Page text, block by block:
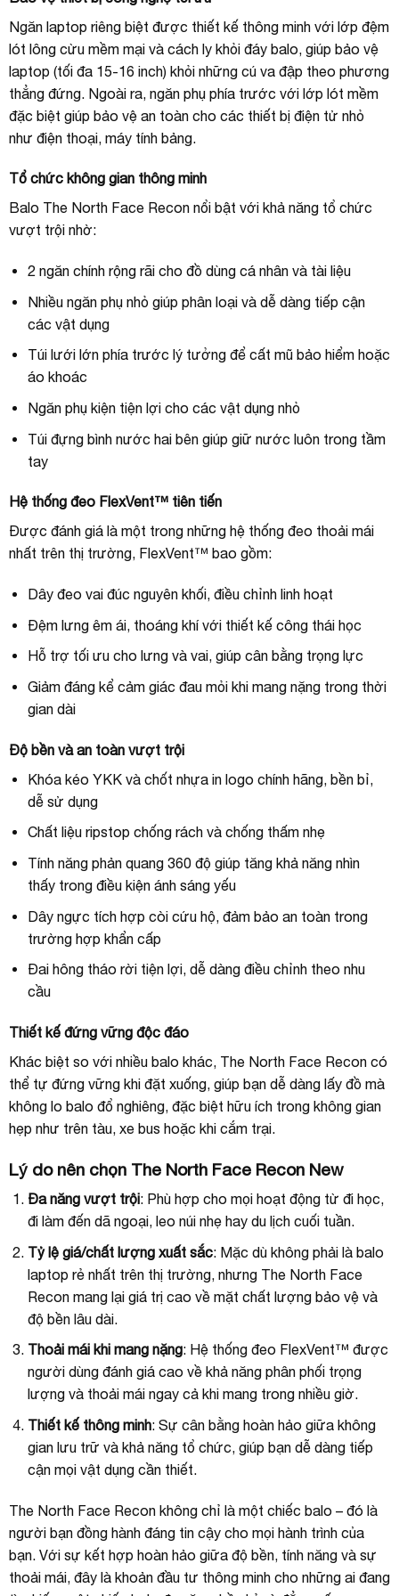
Ngăn laptop riêng biệt được thiết kế thông minh với lớp đệm
lót lông cừu mềm mại và cách ly khỏi đáy balo, giúp bảo vệ
laptop (tối đa 15-16 inch) khỏi những cú va đập theo phương
thẳng đứng. Ngoài ra, ngăn phụ phía trước với lớp lót mềm
đặc biệt giúp bảo vệ an toàn cho các thiết bị điện tử nhỏ
như điện thoại, máy tính bảng.
Tổ chức không gian thông minh
Balo The North Face Recon nổi bật với khả năng tổ chức
vượt trội nhờ:
2 ngăn chính rộng rãi cho đồ dùng cá nhân và tài liệu
Nhiều ngăn phụ nhỏ giúp phân loại và dễ dàng tiếp cận
các vật dụng
Túi lưới lớn phía trước lý tưởng để cất mũ bảo hiểm hoặc
áo khoác
Ngăn phụ kiện tiện lợi cho các vật dụng nhỏ
Túi đựng bình nước hai bên giúp giữ nước luôn trong tầm
tay
Hệ thống đeo FlexVent™ tiên tiến
Được đánh giá là một trong những hệ thống đeo thoải mái
nhất trên thị trường, FlexVent™ bao gồm:
Dây đeo vai đúc nguyên khối, điều chỉnh linh hoạt
Đệm lưng êm ái, thoáng khí với thiết kế công thái học
Hỗ trợ tối ưu cho lưng và vai, giúp cân bằng trọng lực
Giảm đáng kể cảm giác đau mỏi khi mang nặng trong thời
gian dài
Độ bền và an toàn vượt trội
Khóa kéo YKK và chốt nhựa in logo chính hãng, bền bỉ,
dễ sử dụng
Chất liệu ripstop chống rách và chống thấm nhẹ
Tính năng phản quang 360 độ giúp tăng khả năng nhìn
thấy trong điều kiện ánh sáng yếu
Dây ngực tích hợp còi cứu hộ, đảm bảo an toàn trong
trường hợp khẩn cấp
Đai hông tháo rời tiện lợi, dễ dàng điều chỉnh theo nhu
cầu
Thiết kế đứng vững độc đáo
Khác biệt so với nhiều balo khác, The North Face Recon có
thể tự đứng vững khi đặt xuống, giúp bạn dễ dàng lấy đồ mà
không lo balo đổ nghiêng, đặc biệt hữu ích trong không gian
hẹp như trên tàu, xe bus hoặc khi cắm trại.
Lý do nên chọn The North Face Recon New
Đa năng vượt trội: Phù hợp cho mọi hoạt động từ đi học,
đi làm đến dã ngoại, leo núi nhẹ hay du lịch cuối tuần.
Tỷ lệ giá/chất lượng xuất sắc: Mặc dù không phải là balo
laptop rẻ nhất trên thị trường, nhưng The North Face
Recon mang lại giá trị cao về mặt chất lượng bảo vệ và
độ bền lâu dài.
Thoải mái khi mang nặng: Hệ thống đeo FlexVent™ được
người dùng đánh giá cao về khả năng phân phối trọng
lượng và thoải mái ngay cả khi mang trong nhiều giờ.
Thiết kế thông minh: Sự cân bằng hoàn hảo giữa không
gian lưu trữ và khả năng tổ chức, giúp bạn dễ dàng tiếp
cận mọi vật dụng cần thiết.
The North Face Recon không chỉ là một chiếc balo – đó là
người bạn đồng hành đáng tin cậy cho mọi hành trình của
bạn. Với sự kết hợp hoàn hảo giữa độ bền, tính năng và sự
thoải mái, đây là khoản đầu tư thông minh cho những ai đang